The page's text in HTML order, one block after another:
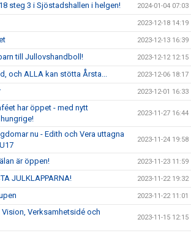
steg 3 i Sjöstadshallen i helgen! 2024-01-04 07:03
2023-12-18 14:19
2023-12-13 16:39
till Jullovshandboll! 2023-12-12 12:15
och ALLA kan stötta Årsta... 2023-12-06 18:17
2023-12-01 16:33
har öppet - med nytt
2023-11-27 16:44
nu - Edith och Vera uttagna
2023-11-24 19:58
är öppen! 2023-11-23 11:59
JULKLAPPARNA! 2023-11-22 19:32
2023-11-22 11:01
Verksamhetsidé och
2023-11-15 12:15